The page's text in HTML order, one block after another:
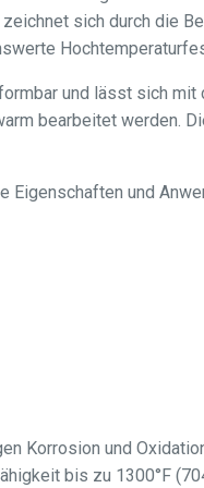
sich durch die
und lässt sich
bearbeitet werden.
Eigenschaften und
Korrosion und
bis zu 1300°F